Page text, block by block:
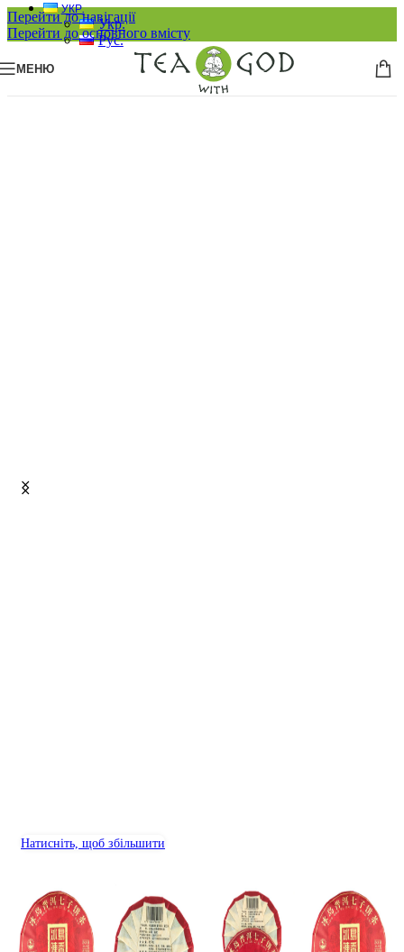
Перейти до навігації
Перейти до основного вмісту
УКР.
Укр.
Рус.
МЕНЮ
Натисніть, щоб збільшити